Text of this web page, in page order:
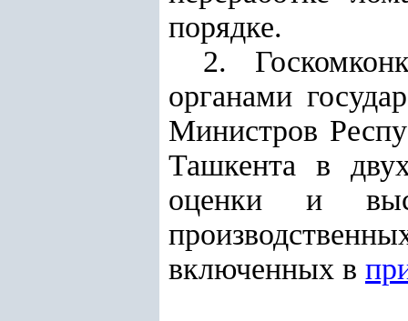
порядке.
2.
органами
Министров
Ташкента в
оценки и
включенных в